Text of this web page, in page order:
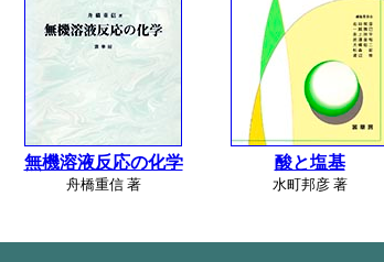
無機溶液反応の化学
舟橋重信 著
酸と塩基
水町邦彦 著